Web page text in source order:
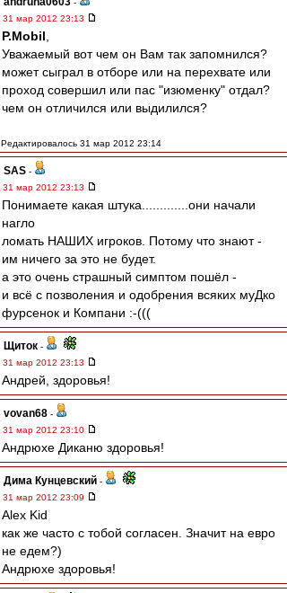
-
31 мар 2012 23:13
P.Mobil
Уважаемый вот чем он Вам так запомнился?
может сыграл в отборе или на перехвате или
проход совершил или пас "изюменку" отдал?
чем он отличился или выдилился?
Редактировалось 31 мар 2012 23:14
SAS -
31 мар 2012 23:13
Понимаете какая штука.............они начали
нагло
ломать НАШИХ игроков. Потому что знают -
им ничего за это не будет.
а это очень страшный симптом пошёл -
и всё с позволения и одобрения всяких муДко
фурсенок и Компани :-(((
Щиток -
31 мар 2012 23:13
Андрей, здоровья!
vovan68 -
31 мар 2012 23:10
Андрюхе Диканю здоровья!
Дима Кунцевский -
31 мар 2012 23:09
Alex Kid
как же часто с тобой согласен. Значит на евро
не едем?)
Андрюхе здоровья!